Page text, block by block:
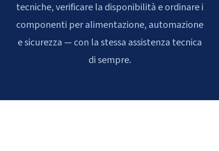
tecniche, verificare la disponibilità e ordinare i
componenti per alimentazione, automazione
e sicurezza — con la stessa assistenza tecnica
di sempre.